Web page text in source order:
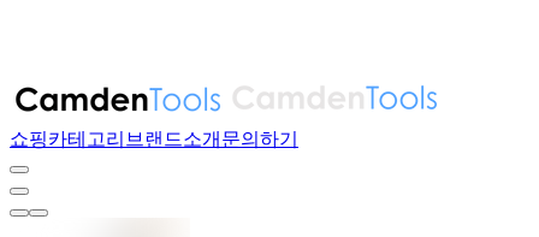
쇼핑카테고리 브랜드소개 문의하기